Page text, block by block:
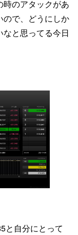
時のアタックがあ
ので、どうにしか
と思ってる今日
と自分にとって